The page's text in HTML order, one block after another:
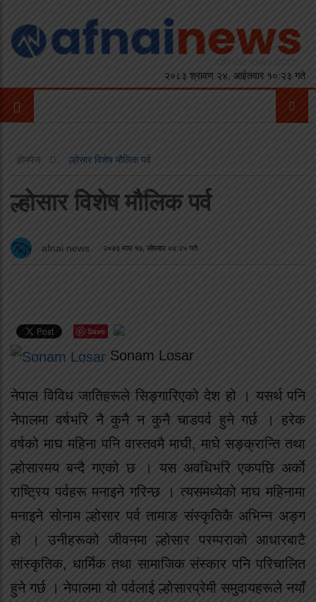
२०८३ श्रावण २४, आईतवार १०:२३ गते
होमपेज ल्होसार विशेष मौलिक पर्व
ल्होसार विशेष मौलिक पर्व
afnai news २०७३ माघ १७, सोमबार ०४:२५ गते
Save
Sonam Losar
नेपाल विविध जातिहरूले सिङ्गारिएको देश हो । यसर्थ पनि
नेपालमा वर्षभरि नै कुनै न कुनै चाडपर्व हुने गर्छ । हरेक
वर्षको माघ महिना पनि वास्तवमै माघी, माघे सङ्क्रान्ति तथा
ल्होसारमय बन्दै गएको छ । यस अवधिभरि एकपछि अर्काे
राष्ट्रिय पर्वहरू मनाइने गरिन्छ । त्यसमध्येको माघ महिनामा
मनाइने सोनाम ल्होसार पर्व तामाङ संस्कृतिकै अभिन्न अङ्ग
हो । उनीहरूको जीवनमा ल्होसार परम्पराको आधारबाटै
सांस्कृतिक, धार्मिक तथा सामाजिक संस्कार पनि परिचालित
हुने गर्छ । नेपालमा यो पर्वलाई ल्होसारप्रेमी समुदायहरूले नयाँ